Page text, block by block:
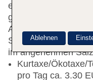
entdeckst Du eine
gibt es ein
Anlage verfügt über
im angenehmen
Kurtaxe/Ökotaxe/
pro Tag ca. 3.30
Ablehnen